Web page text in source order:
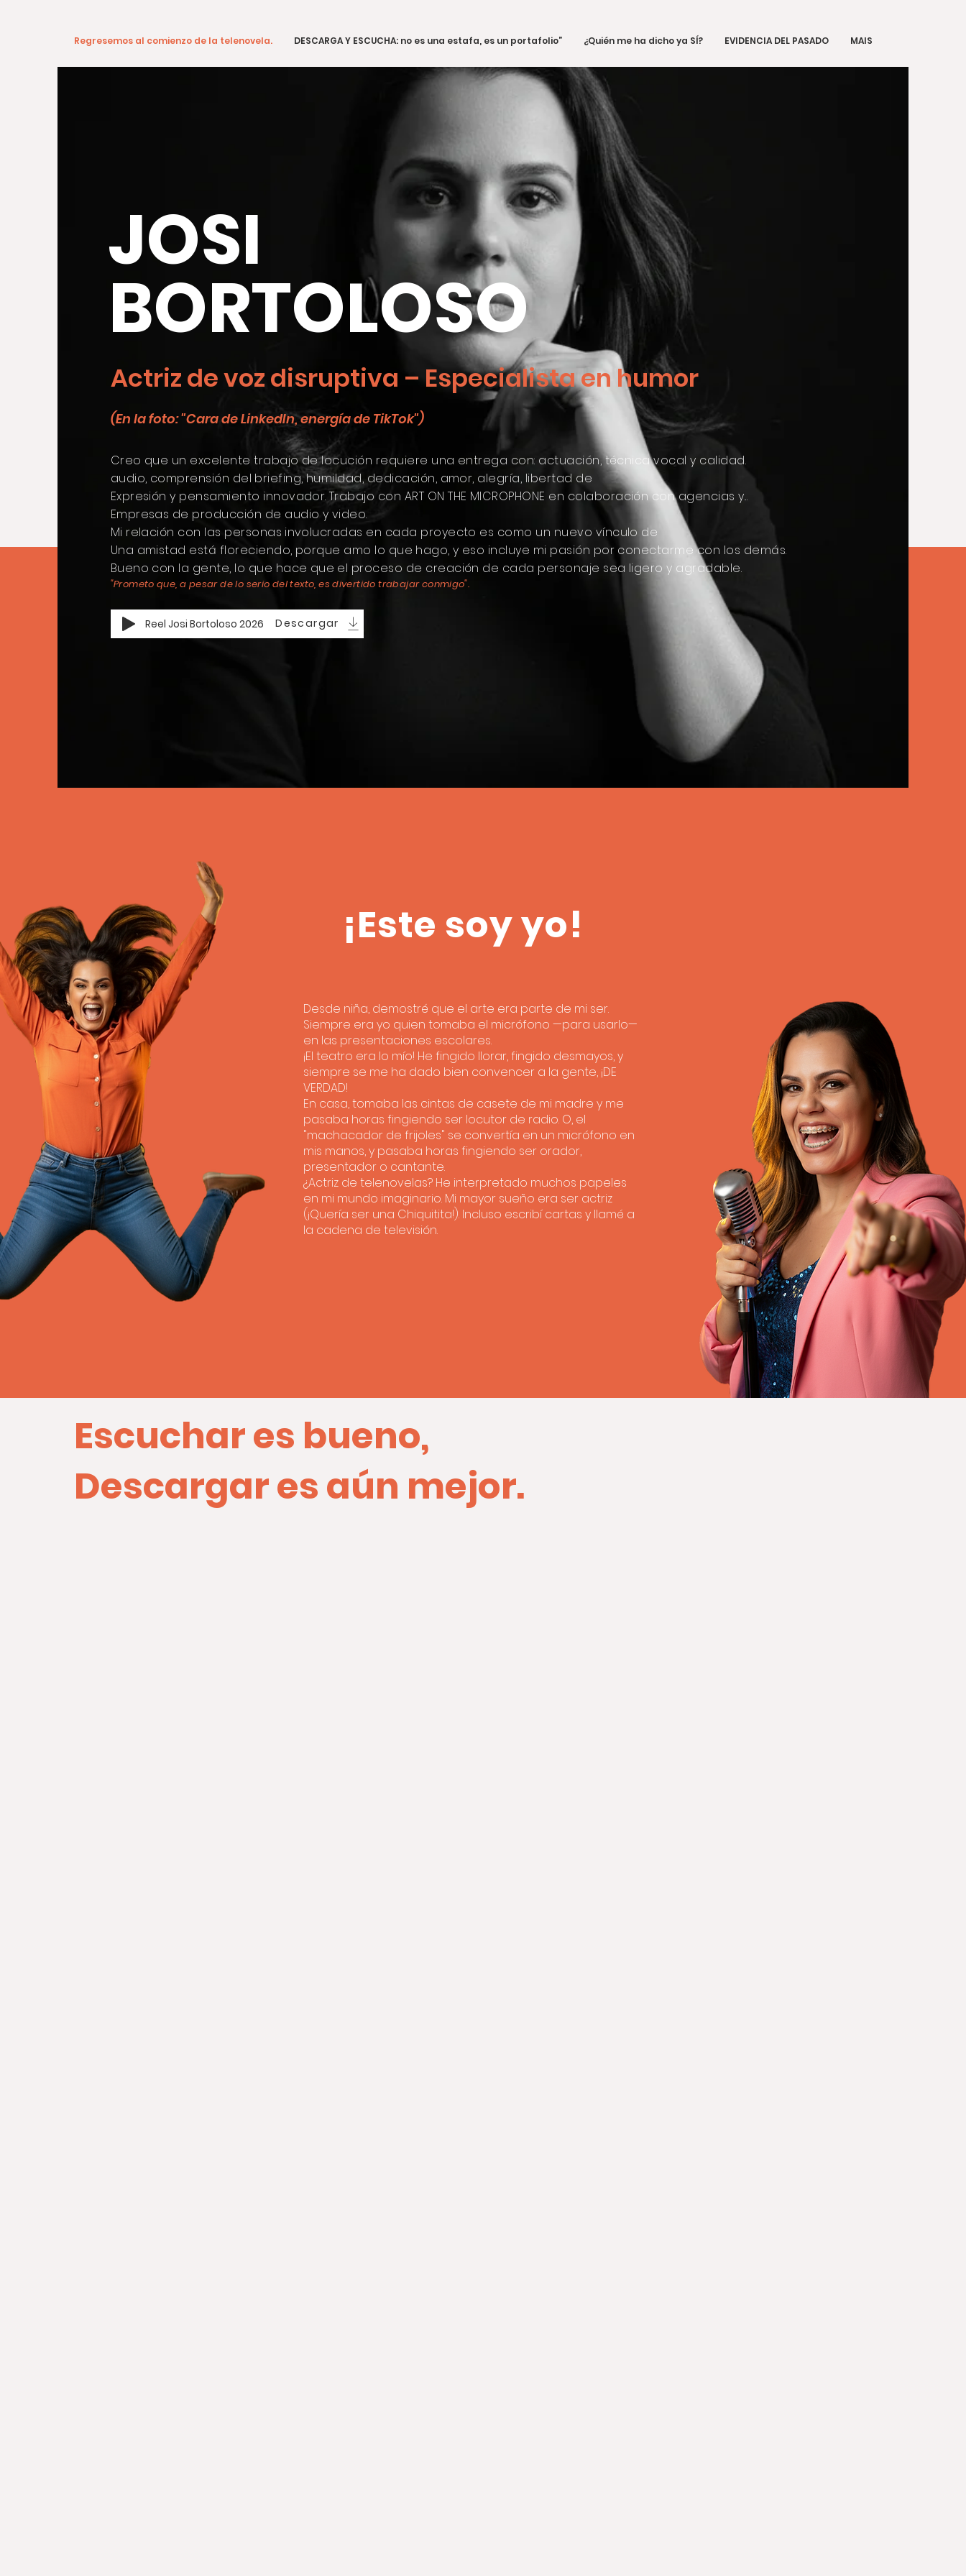
Regresemos al comienzo de la telenovela. DESCARGA Y ESCUCHA: no es una estafa, es un portafolio” ¿Quién me ha dicho ya SÍ? EVIDENCIA DEL PASADO MAIS
¡Este soy yo!
Desde niña, demostré que el arte era parte de mi ser.
Siempre era yo quien tomaba el micrófono —para usarlo—
en las presentaciones escolares.
¡El teatro era lo mío! He fingido llorar, fingido desmayos, y
siempre se me ha dado bien convencer a la gente, ¡DE
VERDAD!
En casa, tomaba las cintas de casete de mi madre y me
pasaba horas fingiendo ser locutor de radio. O, el
"machacador de frijoles" se convertía en un micrófono en
mis manos, y pasaba horas fingiendo ser orador,
presentador o cantante.
¿Actriz de telenovelas? He interpretado muchos papeles
en mi mundo imaginario. Mi mayor sueño era ser actriz
(¡Quería ser una Chiquitita!). Incluso escribí cartas y llamé a
la cadena de televisión.
JOSI
BORTOLOSO
Actriz de voz disruptiva – Especialista en humor
(En la foto: "Cara de LinkedIn, energía de TikTok")
Creo que un excelente trabajo de locución requiere una entrega con: actuación, técnica vocal y calidad.
audio, comprensión del briefing, humildad, dedicación, amor, alegría, libertad de
Expresión y pensamiento innovador. Trabajo con ART ON THE MICROPHONE en colaboración con agencias y...
Empresas de producción de audio y video.
Mi relación con las personas involucradas en cada proyecto es como un nuevo vínculo de
Una amistad está floreciendo, porque amo lo que hago, y eso incluye mi pasión por conectarme con los demás.
Bueno con la gente, lo que hace que el proceso de creación de cada personaje sea ligero y agradable.
"Prometo que, a pesar de lo serio del texto, es divertido trabajar conmigo".
Reel Josi Bortoloso 2026 Descargar
Escuchar es bueno,
Descargar es aún mejor.